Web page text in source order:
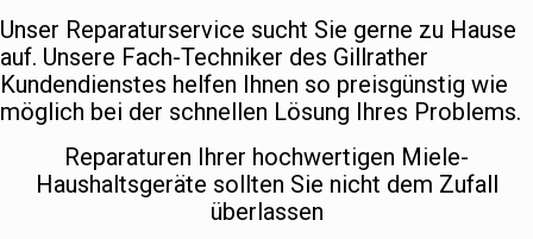
Unser Reparaturservice sucht Sie gerne zu Hause
auf. Unsere Fach-Techniker des Gillrather
Kundendienstes helfen Ihnen so preisgünstig wie
möglich bei der schnellen Lösung Ihres Problems.
Reparaturen Ihrer hochwertigen Miele-
Haushaltsgeräte sollten Sie nicht dem Zufall
überlassen